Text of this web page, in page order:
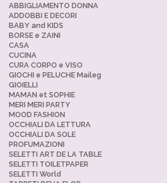
ABBIGLIAMENTO DONNA
ADDOBBI E DECORI
BABY and KIDS
BORSE e ZAINI
CASA
CUCINA
CURA CORPO e VISO
GIOCHI e PELUCHE Maileg
GIOIELLI
MAMAN et SOPHIE
MERI MERI PARTY
MOOD FASHION
OCCHIALI DA LETTURA
OCCHIALI DA SOLE
PROFUMAZIONI
SELETTI ART DE LA TABLE
SELETTI TOILETPAPER
SELETTI World